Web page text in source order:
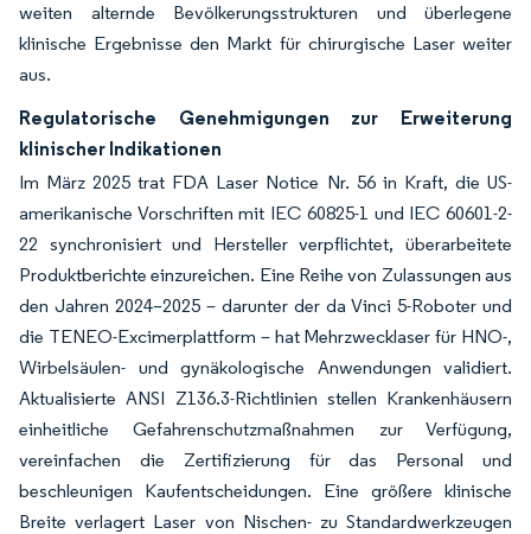
weiten alternde Bevölkerungsstrukturen und überlegene
klinische Ergebnisse den Markt für chirurgische Laser weiter
aus.
Regulatorische Genehmigungen zur Erweiterung
klinischer Indikationen
Im März 2025 trat FDA Laser Notice Nr. 56 in Kraft, die US-
amerikanische Vorschriften mit IEC 60825-1 und IEC 60601-2-
22 synchronisiert und Hersteller verpflichtet, überarbeitete
Produktberichte einzureichen. Eine Reihe von Zulassungen aus
den Jahren 2024–2025 – darunter der da Vinci 5-Roboter und
die TENEO-Excimerplattform – hat Mehrzwecklaser für HNO-,
Wirbelsäulen- und gynäkologische Anwendungen validiert.
Aktualisierte ANSI Z136.3-Richtlinien stellen Krankenhäusern
einheitliche Gefahrenschutzmaßnahmen zur Verfügung,
vereinfachen die Zertifizierung für das Personal und
beschleunigen Kaufentscheidungen. Eine größere klinische
Breite verlagert Laser von Nischen- zu Standardwerkzeugen